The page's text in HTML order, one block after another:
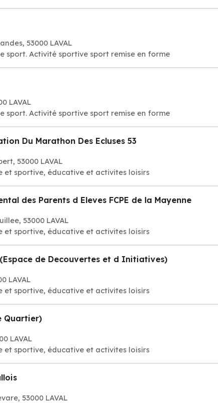
53000 LAVAL
sport. Activité sportive sport remise en forme
LAVAL
sport. Activité sportive sport remise en forme
Du Marathon Des Ecluses 53
53000 LAVAL
et sportive, éducative et activites loisirs
des Parents d Eleves FCPE de la Mayenne
53000 LAVAL
et sportive, éducative et activites loisirs
de Decouvertes et d Initiatives)
LAVAL
et sportive, éducative et activites loisirs
Quartier)
LAVAL
et sportive, éducative et activites loisirs
53000 LAVAL